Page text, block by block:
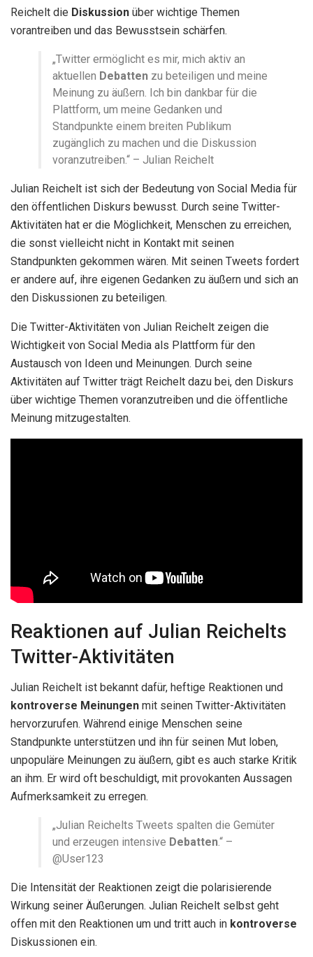
Reichelt die Diskussion über wichtige Themen
vorantreiben und das Bewusstsein schärfen.
„Twitter ermöglicht es mir, mich aktiv an
aktuellen Debatten zu beteiligen und meine
Meinung zu äußern. Ich bin dankbar für die
Plattform, um meine Gedanken und
Standpunkte einem breiten Publikum
zugänglich zu machen und die Diskussion
voranzutreiben.“ – Julian Reichelt
Julian Reichelt ist sich der Bedeutung von Social Media für
den öffentlichen Diskurs bewusst. Durch seine Twitter-
Aktivitäten hat er die Möglichkeit, Menschen zu erreichen,
die sonst vielleicht nicht in Kontakt mit seinen
Standpunkten gekommen wären. Mit seinen Tweets fordert
er andere auf, ihre eigenen Gedanken zu äußern und sich an
den Diskussionen zu beteiligen.
Die Twitter-Aktivitäten von Julian Reichelt zeigen die
Wichtigkeit von Social Media als Plattform für den
Austausch von Ideen und Meinungen. Durch seine
Aktivitäten auf Twitter trägt Reichelt dazu bei, den Diskurs
über wichtige Themen voranzutreiben und die öffentliche
Meinung mitzugestalten.
Reaktionen auf Julian Reichelts
Twitter-Aktivitäten
Julian Reichelt ist bekannt dafür, heftige Reaktionen und
kontroverse Meinungen mit seinen Twitter-Aktivitäten
hervorzurufen. Während einige Menschen seine
Standpunkte unterstützen und ihn für seinen Mut loben,
unpopuläre Meinungen zu äußern, gibt es auch starke Kritik
an ihm. Er wird oft beschuldigt, mit provokanten Aussagen
Aufmerksamkeit zu erregen.
„Julian Reichelts Tweets spalten die Gemüter
und erzeugen intensive Debatten.“ –
@User123
Die Intensität der Reaktionen zeigt die polarisierende
Wirkung seiner Äußerungen. Julian Reichelt selbst geht
offen mit den Reaktionen um und tritt auch in kontroverse
Diskussionen ein.